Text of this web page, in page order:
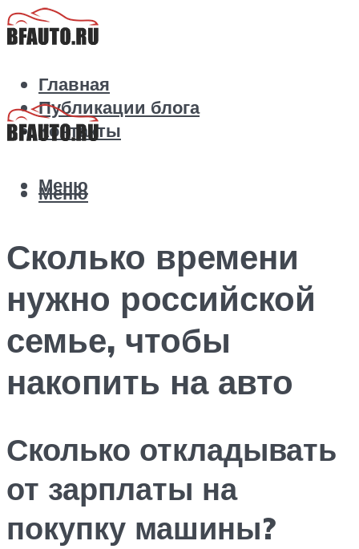
Главная
Публикации блога
Контакты
Меню
Меню
Сколько времени
нужно российской
семье, чтобы
накопить на авто
Сколько откладывать
от зарплаты на
покупку машины?